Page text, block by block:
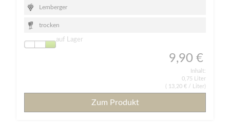
Lemberger
trocken
auf Lager
9,90 €
Inhalt:
0,75 Liter
13,20 € / Liter)
Zum Produkt